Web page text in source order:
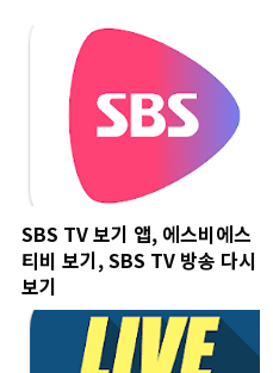
SBS TV 보기 앱, 에스비에스
티비 보기, SBS TV 방송 다시
보기